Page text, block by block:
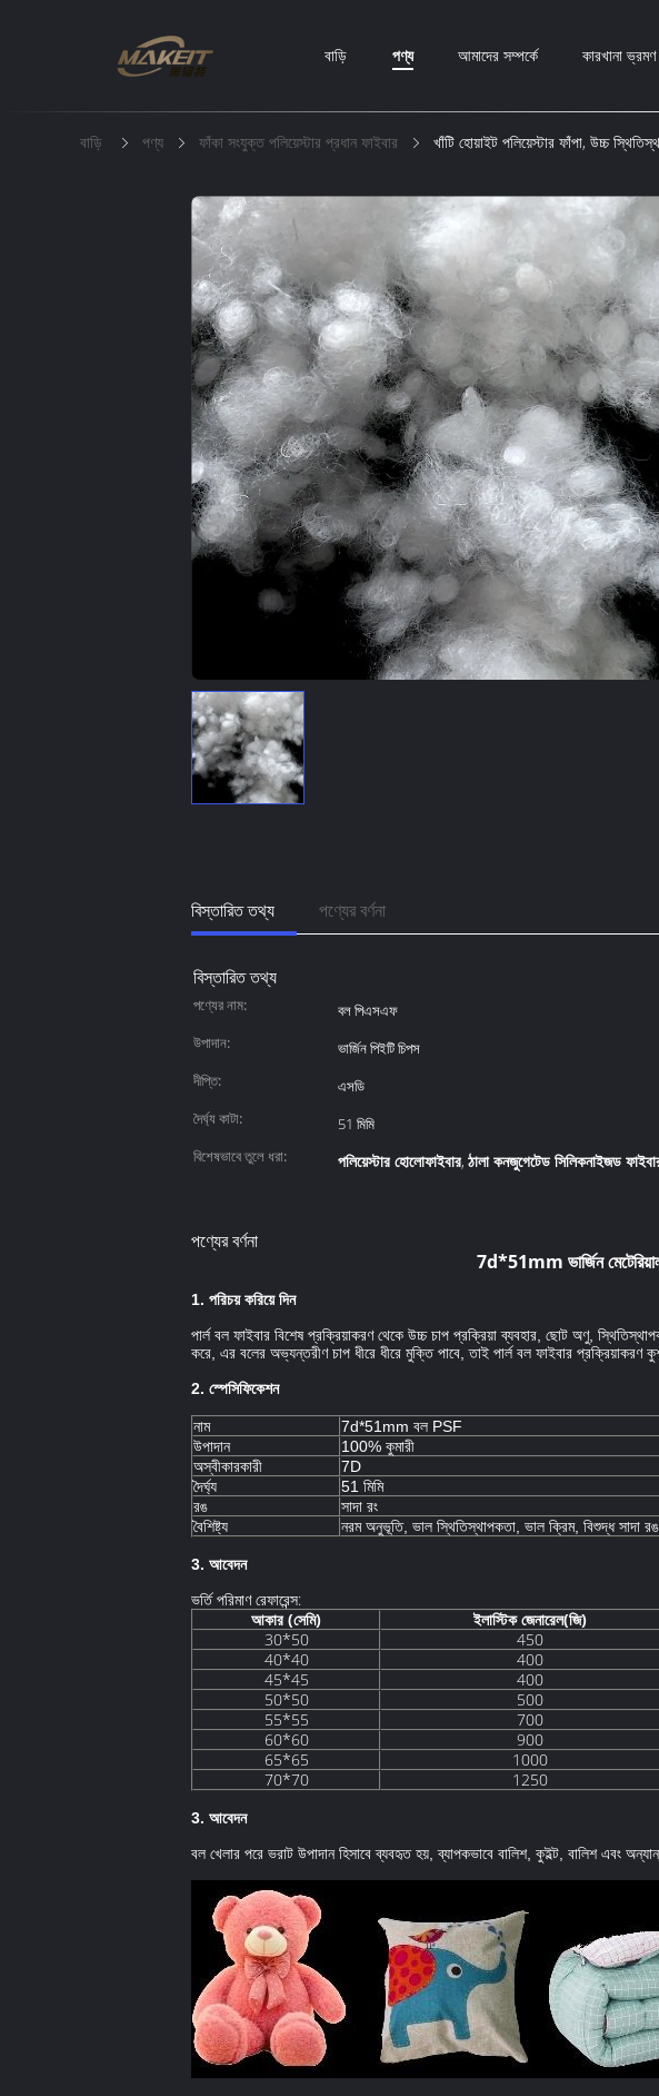
বাড়ি পণ্য আমাদের সম্পর্কে কারখানা ভ্রমণ
বাড়ি পণ্য ফাঁকা সংযুক্ত পলিয়েস্টার প্রধান ফাইবার খাঁটি হোয়াইট পলিয়েস্টার ফাঁপা, উচ্চ
বিস্তারিত তথ্য পণ্যের বর্ণনা
বিস্তারিত তথ্য
পণ্যের নাম: বল পিএসএফ
উপাদান:
ভার্জিন পিইটি চিপস
দীপ্তি:
এসডি
দৈর্ঘ্য কাটা:
51 মিমি
বিশেষভাবে তুলে ধরা:
পলিয়েস্টার হোলোফাইবার, ঠালা কনজুগেটেড সিলিকনাইজড
পণ্যের বর্ণনা
7d*51mm ভার্জিন
1. পরিচয় করিয়ে দিন
পার্ল বল ফাইবার বিশেষ প্রক্রিয়াকরণ থেকে উচ্চ চাপ প্রক্রিয়া ব্যবহার, ছোট অণু,
করে, এর বলের অভ্যন্তরীণ চাপ ধীরে ধীরে মুক্তি পাবে, তাই পার্ল বল ফাইবার
2. স্পেসিফিকেশন
নাম
7d*51mm বল PSF
উপাদান
100% কুমারী
অস্বীকারকারী
7D
দৈর্ঘ্য
51 মিমি
রঙ
সাদা রং
বৈশিষ্ট্য নরম অনুভূতি, ভাল স্থিতিস্থাপকতা, ভাল ক্রিম, বিশুদ্ধ সাদা
3. আবেদন
ভর্তি পরিমাণ রেফারেন্স:
আকার (সেমি)
ইলাস্টিক জেনারেল(জি)
30*50
450
40*40
400
45*45
400
50*50
500
55*55
700
60*60
900
65*65
1000
70*70
1250
3. আবেদন
বল খেলার পরে ভরাট উপাদান হিসাবে ব্যবহৃত হয়, ব্যাপকভাবে বালিশ, কুইল্ট, বালিশ এবং